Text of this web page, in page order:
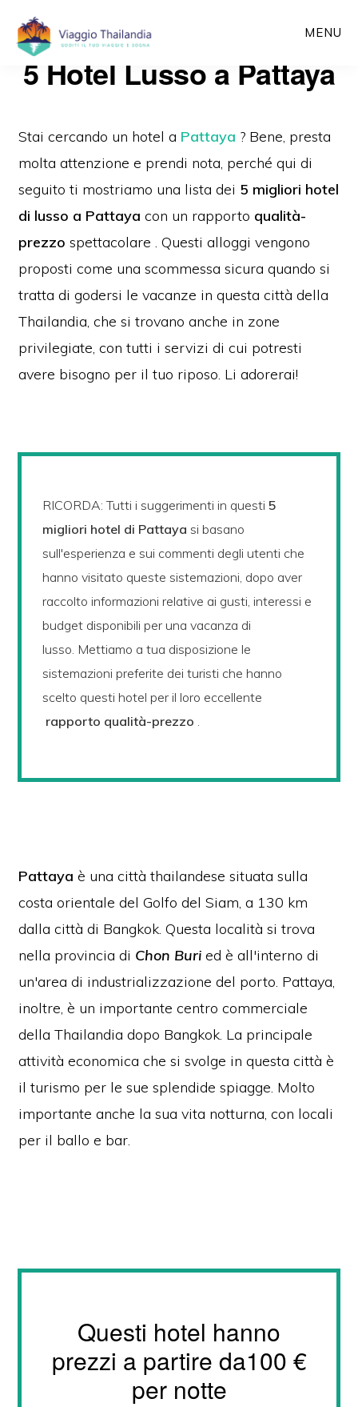
Passa
contenuto
MENU
5 Hotel Lusso a Pattaya
Stai cercando un hotel a Pattaya ? Bene, presta
molta attenzione e prendi nota, perché qui di
seguito ti mostriamo una lista dei 5 migliori hotel
di lusso a Pattaya con un rapporto qualità-
prezzo spettacolare. Questi alloggi vengono
proposti come una scommessa sicura quando si
tratta di godersi le vacanze in questa città della
Thailandia, che si trovano anche in zone
privilegiate, con tutti i servizi di cui potresti
avere bisogno per il tuo riposo. Li adorerai!
RICORDA:Tutti i suggerimenti in questi5
migliori hotel di Pattaya si basano
sull'esperienza e sui commenti degli utenti che
hanno visitato queste sistemazioni, dopo aver
raccolto informazioni relative ai gusti, interessi e
budget disponibili per una vacanza di
lusso. Mettiamo a tua disposizione le
sistemazioni preferite dei turisti che hanno
scelto questi hotel per il loro eccellente
rapporto qualità-prezzo .
Pattaya è una città thailandese situata sulla
costa orientale del Golfo del Siam, a 130 km
dalla città di Bangkok.Questa località si trova
nella provincia di Chon Buri ed è all'interno di
un'area di industrializzazione del porto. Pattaya,
inoltre, è un importante centro commerciale
della Thailandia dopo Bangkok. La principale
attività economica che si svolge in questa città è
il turismo per le sue splendide spiagge. Molto
importante anche la sua vita notturna, con locali
per il ballo e bar.
Questi hotel hanno
prezzi a partire da100 €
per notte